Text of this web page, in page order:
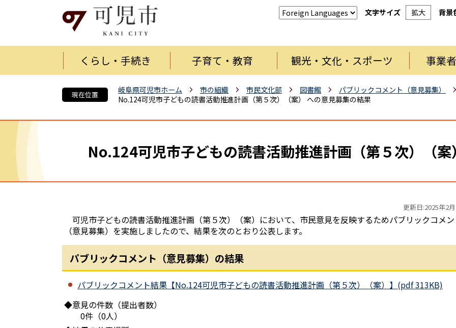
文字サイズ 拡大 背景
くらし・手続き 子育て・教育 観光・文化・スポーツ 事業
現在位置 岐阜県可児市ホーム 市の組織 市民文化部 図書館
パブリックコメント（意見募集）
No.124可児市子どもの読書活動推進計画（第５次）（案） への意見募集の結果
No.124可児市子どもの読書活動推進計画（第５次）（
更新日:2025年2
可児市子どもの読書活動推進計画（第５次）（案）において、市民意見を反映するためパブリックコメ
（意見募集）を実施しましたので、結果を次のとおり公表します。
パブリックコメント（意見募集）の結果
パブリックコメント結果【No.124可児市子どもの読書活動推進計画（第５次）（案）】(pdf 313KB)
◆意見の件数（提出者数）
0件（0人）